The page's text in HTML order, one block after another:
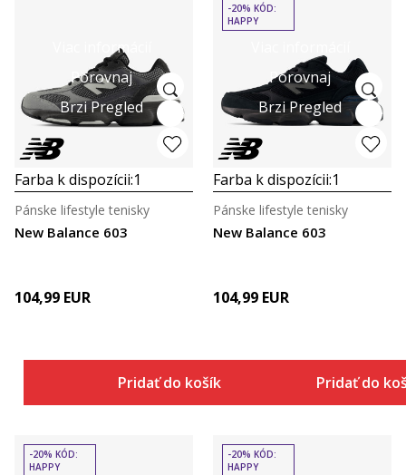
Viac informácií
Porovnaj
Brzi Pregled
Farba k dispozícii:1
New Balance 603
Pánske lifestyle tenisky
104,99 EUR
Pridať do košíka
Porovnaj
Brzi Pregled
-20% KÓD:
HAPPY
Farba k dispozícii:1
New Balance 603
Pánske lifestyle tenisky
104,99 EUR
Pridať do
-20% KÓD:
HAPPY
-20% KÓD:
HAPPY